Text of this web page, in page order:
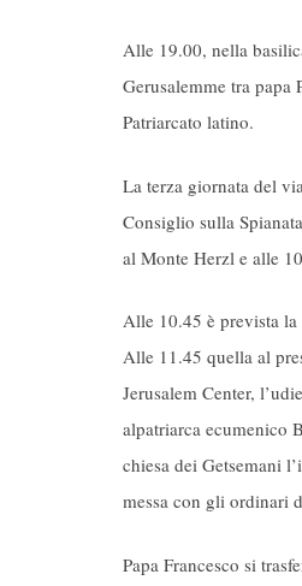
Alle 19.00, nella
Gerusalemme tra
Patriarcato latino.
La terza giornata del
Consiglio sulla
al Monte Herzl e alle
Alle 10.45 è prevista
Alle 11.45 quella al
Jerusalem Center,
alpatriarca ecumenico
chiesa dei Getsemani
messa con gli ordinari
Papa Francesco si